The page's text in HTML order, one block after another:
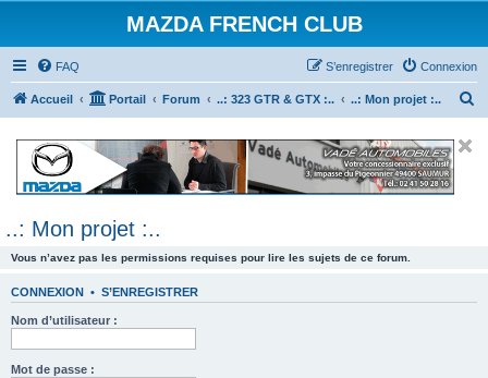
MAZDA FRENCH CLUB
FAQ Connexion
S’enregistrer
Accueil Portail Forum ..: 323 GTR & GTX :.. ..: Mon projet :..
e
..: Mon projet :..
Vous n’avez pas les permissions requises pour lire les sujets de ce forum.
CONNEXION • S’ENREGISTRER
Nom d’utilisateur :
Mot de passe :